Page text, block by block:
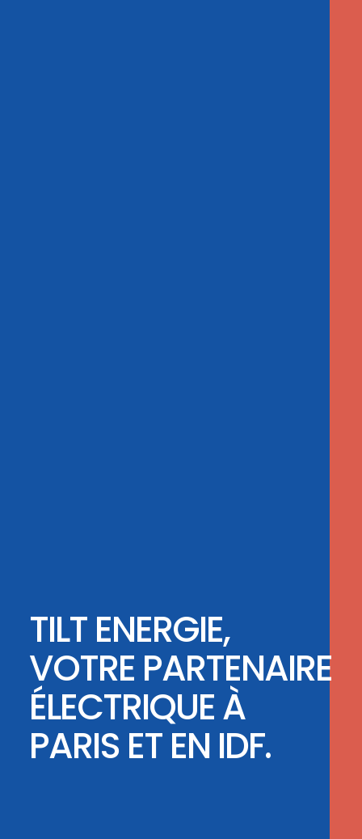
TILT ENERGIE,
VOTRE PARTENAIRE
ÉLECTRIQUE À
PARIS ET EN IDF.